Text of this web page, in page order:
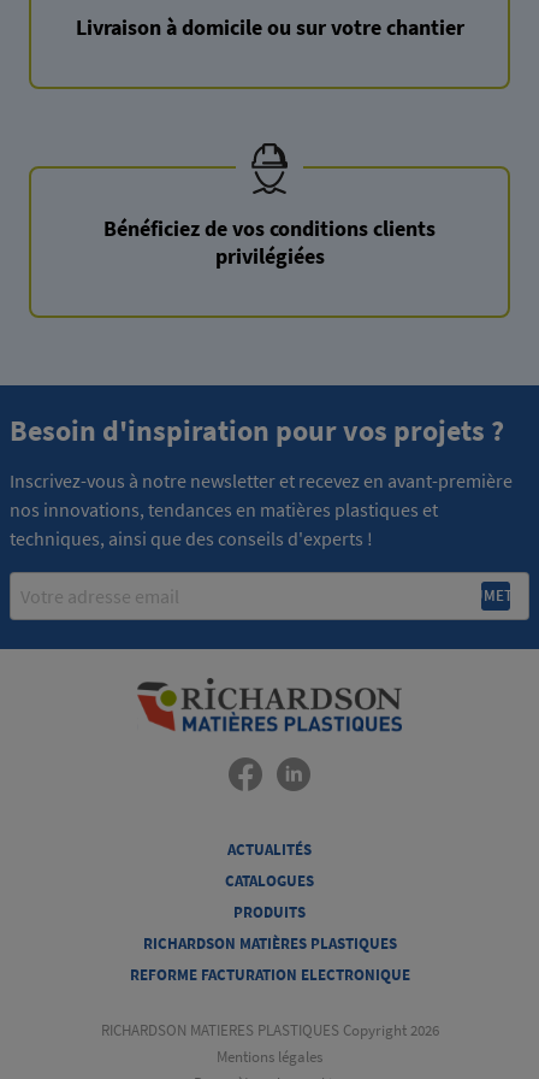
Livraison à domicile ou sur votre chantier
Bénéficiez de vos conditions clients
privilégiées
Besoin d'inspiration pour vos projets ?
Inscrivez-vous à notre newsletter et recevez en avant-première
nos innovations, tendances en matières plastiques et
techniques, ainsi que des conseils d'experts !
Email
ACTUALITÉS
CATALOGUES
PRODUITS
RICHARDSON MATIÈRES PLASTIQUES
REFORME FACTURATION ELECTRONIQUE
RICHARDSON MATIERES PLASTIQUES Copyright 2026
Mentions légales